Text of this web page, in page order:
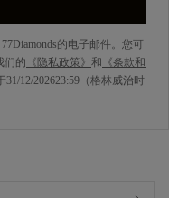
的电子邮件。您可
们的 《隐私政策》 和 《条款和
12/202623:59（格林威治时